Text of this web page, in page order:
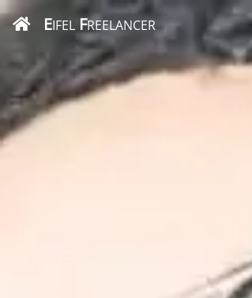
EIFEL FREELANCER